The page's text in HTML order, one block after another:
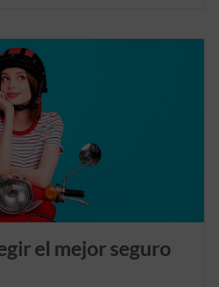
el mejor seguro